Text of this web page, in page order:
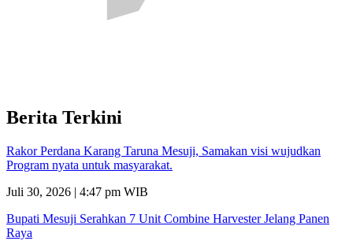
Berita Terkini
Rakor Perdana Karang Taruna Mesuji, Samakan visi wujudkan
Program nyata untuk masyarakat.
Juli 30, 2026 | 4:47 pm WIB
Bupati Mesuji Serahkan 7 Unit Combine Harvester Jelang Panen
Raya